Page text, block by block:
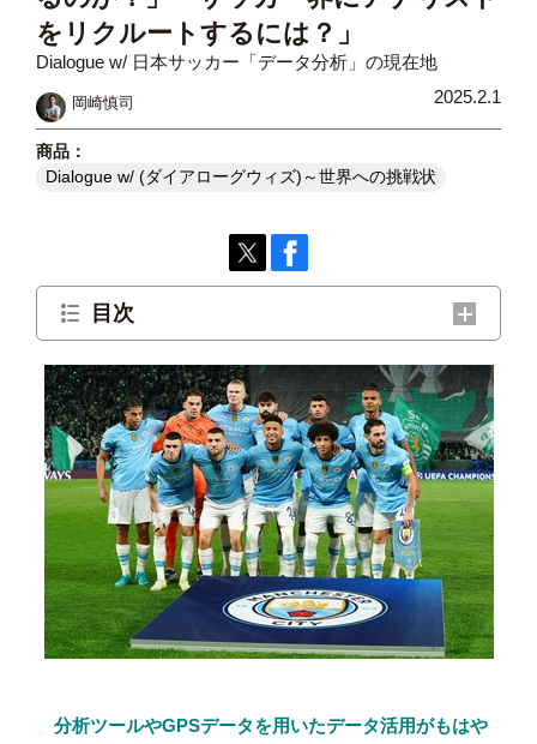
をリクルートするには？」
Dialogue w/ 日本サッカー「データ分析」の現在地
岡崎慎司 2025.2.1
Dialogue w/ (ダイアローグウィズ)～世界への挑戦状
目次
か。
優秀なデータ人材がサッカー界に来るには？
分析ツールやGPSデータを用いたデータ活用がもはや